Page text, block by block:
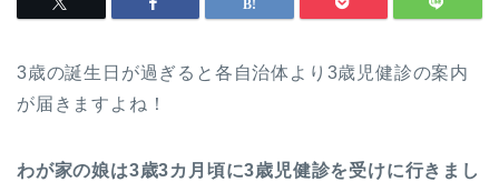
3歳の誕生日が過ぎると各自治体より3歳児健診の案内
が届きますよね！
わが家の娘は3歳3カ月頃に3歳児健診を受けに行きまし